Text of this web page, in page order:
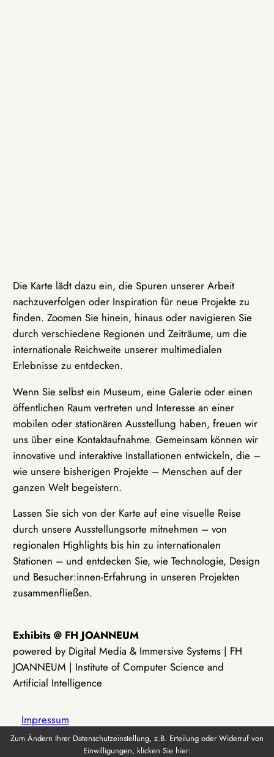
Die Karte lädt dazu ein, die Spuren unserer Arbeit
nachzuverfolgen oder Inspiration für neue Projekte zu
finden. Zoomen Sie hinein, hinaus oder navigieren Sie
durch verschiedene Regionen und Zeiträume, um die
internationale Reichweite unserer multimedialen
Erlebnisse zu entdecken.
Wenn Sie selbst ein Museum, eine Galerie oder einen
öffentlichen Raum vertreten und Interesse an einer
mobilen oder stationären Ausstellung haben, freuen wir
uns über eine Kontaktaufnahme. Gemeinsam können wir
innovative und interaktive Installationen entwickeln, die –
wie unsere bisherigen Projekte – Menschen auf der
ganzen Welt begeistern.
Lassen Sie sich von der Karte auf eine visuelle Reise
durch unsere Ausstellungsorte mitnehmen – von
regionalen Highlights bis hin zu internationalen
Stationen – und entdecken Sie, wie Technologie, Design
und Besucher:innen-Erfahrung in unseren Projekten
zusammenfließen.
Exhibits @ FH JOANNEUM
powered by Digital Media & Immersive Systems | FH
JOANNEUM | Institute of Computer Science and
Artificial Intelligence
Impressum
Zum Ändern Ihrer Datenschutzeinstellung, z.B. Erteilung oder Widerruf von
Einwilligungen, klicken Sie hier: